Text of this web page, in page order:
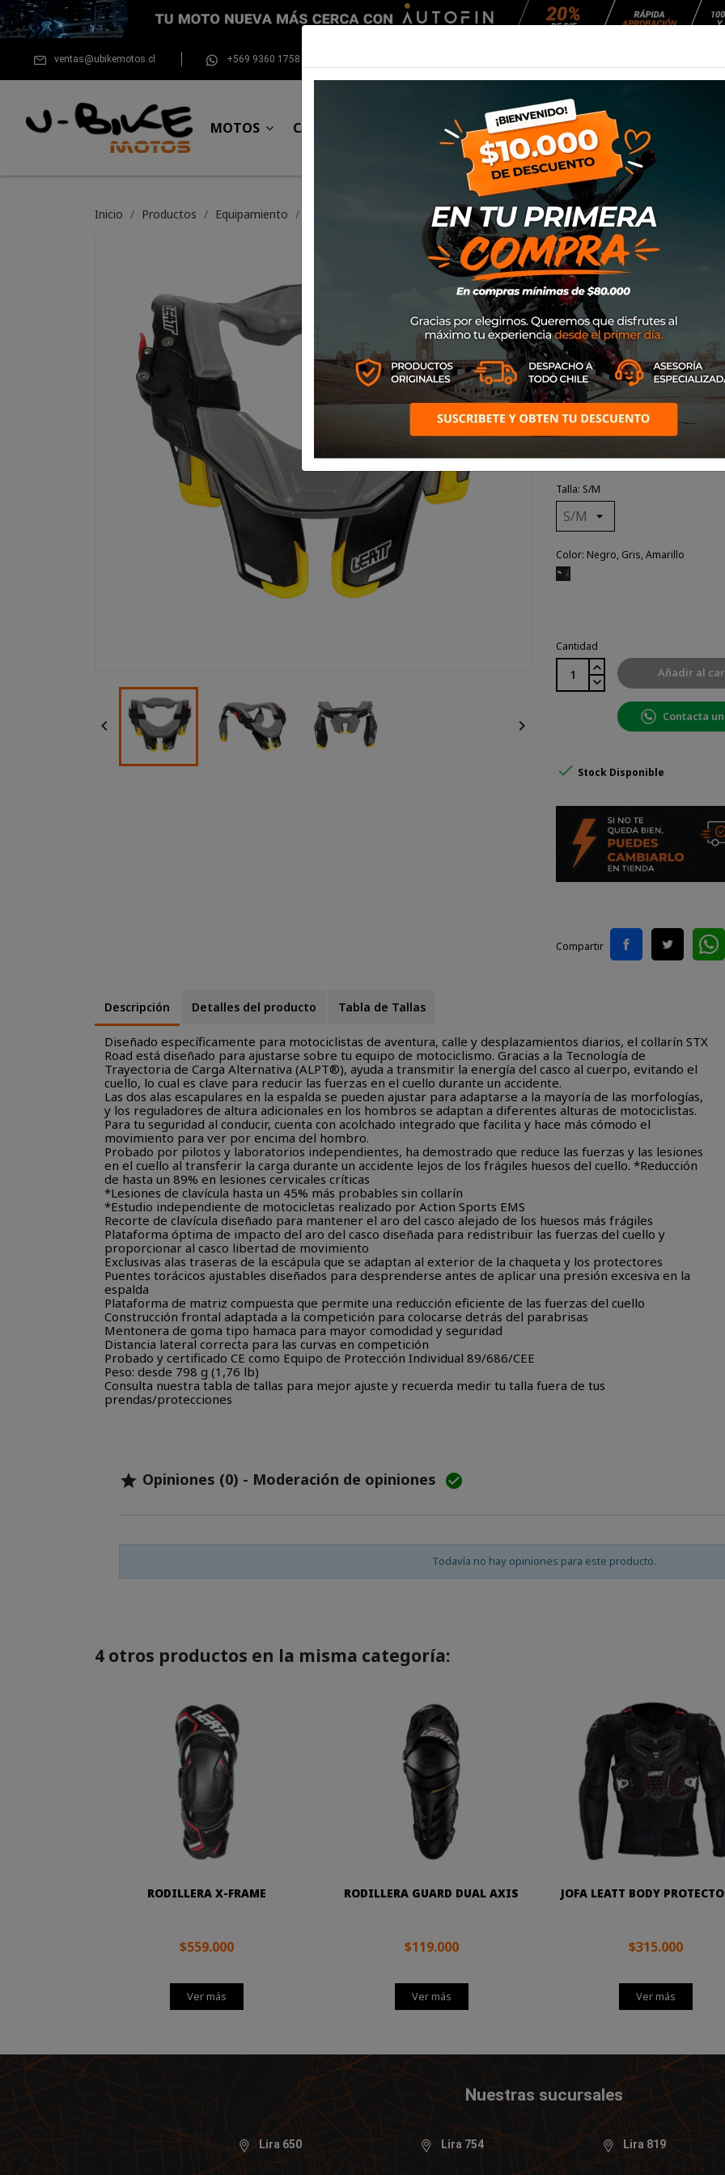
ventas@ubikemotos.cl +569 9360 1758
MOTOS CASCOS EQUIPAMIENTO NEUMÁTICOS MANTENCIÓN
Inicio Productos Equipamiento Off-Road Protecciones Cuello STX Road
 
Cuello STX Road
Marca Leatt
SKU010003010
$442.000
PROTECCIÓN PARA
Talla: S/M
Color: Negro, Gris, Amarillo
Negro,
Cantidad
Añadir al
Contacta
 Stock Disponible
Compartir
Descripción Detalles del producto Tabla de Tallas
Diseñado específicamente para motociclistas de aventura, calle y desplazamientos diarios, el collarín STX
Road está diseñado para ajustarse sobre tu equipo de motociclismo. Gracias a la Tecnología de
Trayectoria de Carga Alternativa (ALPT®), ayuda a transmitir la energía del casco al cuerpo, evitando el
cuello, lo cual es clave para reducir las fuerzas en el cuello durante un accidente.
Las dos alas escapulares en la espalda se pueden ajustar para adaptarse a la mayoría de las morfologías,
y los reguladores de altura adicionales en los hombros se adaptan a diferentes alturas de motociclistas.
Para tu seguridad al conducir, cuenta con acolchado integrado que facilita y hace más cómodo el
movimiento para ver por encima del hombro.
Probado por pilotos y laboratorios independientes, ha demostrado que reduce las fuerzas y las lesiones
en el cuello al transferir la carga durante un accidente lejos de los frágiles huesos del cuello. *Reducción
de hasta un 89% en lesiones cervicales críticas
*Lesiones de clavícula hasta un 45% más probables sin collarín
*Estudio independiente de motocicletas realizado por Action Sports EMS
Recorte de clavícula diseñado para mantener el aro del casco alejado de los huesos más frágiles
Plataforma óptima de impacto del aro del casco diseñada para redistribuir las fuerzas del cuello y
proporcionar al casco libertad de movimiento
Exclusivas alas traseras de la escápula que se adaptan al exterior de la chaqueta y los protectores
Puentes torácicos ajustables diseñados para desprenderse antes de aplicar una presión excesiva en la
espalda
Plataforma de matriz compuesta que permite una reducción eficiente de las fuerzas del cuello
Construcción frontal adaptada a la competición para colocarse detrás del parabrisas
Mentonera de goma tipo hamaca para mayor comodidad y seguridad
Distancia lateral correcta para las curvas en competición
Probado y certificado CE como Equipo de Protección Individual 89/686/CEE
Peso: desde 798 g (1,76 lb)
Consulta nuestra tabla de tallas para mejor ajuste y recuerda medir tu talla fuera de tus
prendas/protecciones
 Opiniones (0) - Moderación de opiniones 
Todavía no hay opiniones para este producto.
4 otros productos en la misma categoría:
RODILLERA X-FRAME
$559.000
Ver más
RODILLERA GUARD DUAL AXIS
$119.000
Ver más
JOFA LEATT BODY
$315.000
Ver más
Nuestras sucursales
Lira 650 Lira 754 Lira 819